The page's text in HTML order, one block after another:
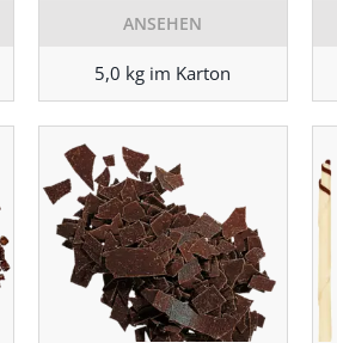
ANSEHEN
5,0 kg im Karton